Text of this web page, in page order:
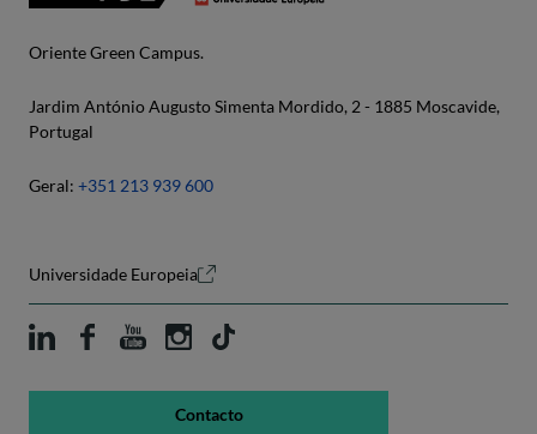
Oriente Green Campus.
Jardim António Augusto Simenta Mordido, 2 - 1885 Moscavide,
Portugal
Geral: +351 213 939 600
Universidade Europeia
Contacto